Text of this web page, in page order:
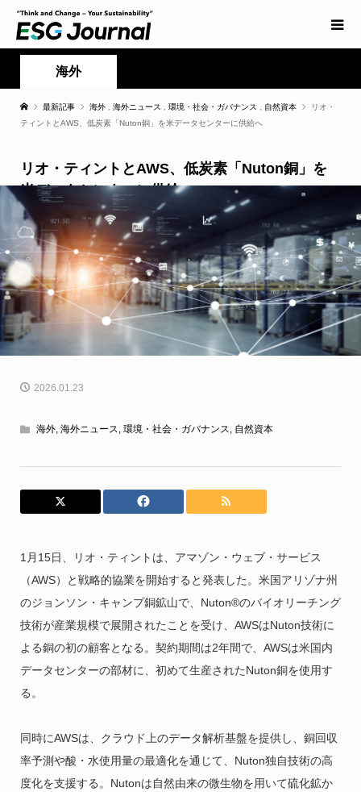
海外
最新記事 海外 海外ニュース 環境・社会・ガバナンス 自然資本
リオ・
ティントとAWS、低炭素「Nuton銅」を米データセンターに供給へ
リオ・ティントとAWS、低炭素「Nuton銅」を
米データセンターに供給へ
2026.01.23
海外, 海外ニュース 環境・社会・ガバナンス 自然資本
1月15日、リオ・ティントは、アマゾン・ウェブ・サービス
（AWS）と戦略的協業を開始すると発表した。米国アリゾナ州
のジョンソン・キャンプ銅鉱山で、Nuton®のバイオリーチング
技術が産業規模で展開されたことを受け、AWSはNuton技術に
よる銅の初の顧客となる。契約期間は2年間で、AWSは米国内
データセンターの部材に、初めて生産されたNuton銅を使用す
る。
同時にAWSは、クラウド上のデータ解析基盤を提供し、銅回収
率予測や酸・水使用量の最適化を通じて、Nuton独自技術の高
度化を支援する。Nutonは自然由来の微生物を用いて硫化鉱か